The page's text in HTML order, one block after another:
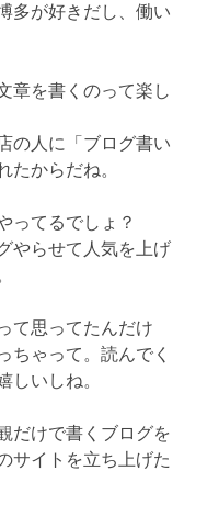
多が好きだし、働い
章を書くのって楽し
の人に「ブログ書い
たからだね。
ってるでしょ？
やらせて人気を上げ
て思ってたんだけ
ちゃって。読んでく
しいしね。
だけで書くブログを
サイトを立ち上げた